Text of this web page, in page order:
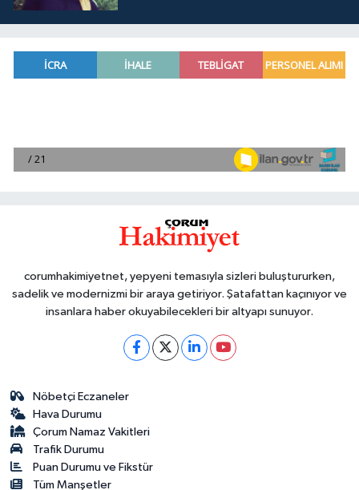
corumhakimiyetnet, yepyeni temasıyla sizleri buluştururken,
sadelik ve modernizmi bir araya getiriyor. Şatafattan kaçınıyor ve
insanlara haber okuyabilecekleri bir altyapı sunuyor.
Nöbetçi Eczaneler
Hava Durumu
Çorum Namaz Vakitleri
Trafik Durumu
Puan Durumu ve Fikstür
Tüm Manşetler